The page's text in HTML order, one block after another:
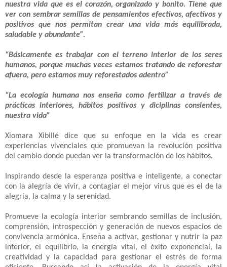
nuestra vida que es el corazón, organizado y bonito. Tiene que
ver con sembrar semillas de pensamientos efectivos, afectivos y
positivos que nos permitan crear una vida más equilibrada,
saludable y abundante”.
“Básicamente es trabajar con el terreno interior de los seres
humanos, porque muchas veces estamos tratando de reforestar
afuera, pero estamos muy reforestados adentro”
“La ecología humana nos enseña como fertilizar a través de
prácticas interiores, hábitos positivos y diciplinas consientes,
nuestra vida”
Xiomara Xibillé dice que su enfoque en la vida es crear
experiencias vivenciales que promuevan la revolución positiva
del cambio donde puedan ver la transformación de los hábitos.
Inspirando desde la esperanza positiva e inteligente, a conectar
con la alegría de vivir, a contagiar el mejor virus que es el de la
alegría, la calma y la serenidad.
Promueve la ecología interior sembrando semillas de inclusión,
comprensión, introspección y generación de nuevos espacios de
convivencia armónica. Enseña a activar, gestionar y nutrir la paz
interior, el equilibrio, la energía vital, el éxito exponencial, la
creatividad y la capacidad para gestionar el estrés de forma